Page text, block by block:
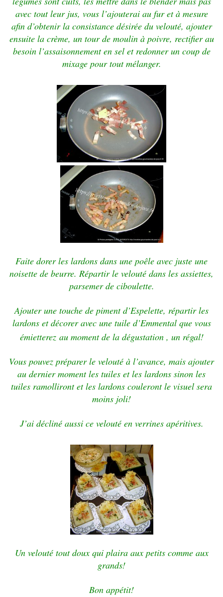
avec tout leur jus, vous l’ajouterai au fur et à mesure
afin d’obtenir la consistance désirée du velouté, ajouter
ensuite la crème, un tour de moulin à poivre, rectifier au
besoin l’assaisonnement en sel et redonner un coup de
mixage pour tout mélanger.
Faite dorer les lardons dans une poêle avec juste une
noisette de beurre. Répartir le velouté dans les assiettes,
parsemer de ciboulette.
Ajouter une touche de piment d’Espelette, répartir les
lardons et décorer avec une tuile d’Emmental que vous
émietterez au moment de la dégustation , un régal!
Vous pouvez préparer le velouté à l’avance, mais ajouter
au dernier moment les tuiles et les lardons sinon les
tuiles ramolliront et les lardons couleront le visuel sera
moins joli!
J’ai décliné aussi ce velouté en verrines apéritives.
Un velouté tout doux qui plaira aux petits comme aux
grands!
Bon appétit!